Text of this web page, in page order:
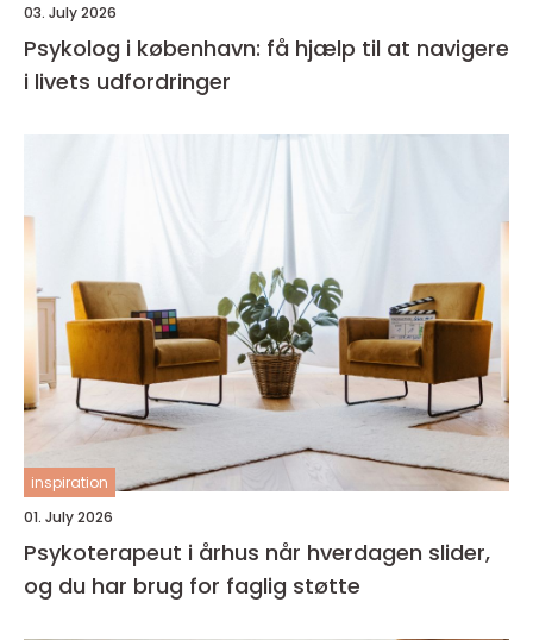
03. July 2026
Psykolog i københavn: få hjælp til at navigere
i livets udfordringer
inspiration
01. July 2026
Psykoterapeut i århus når hverdagen slider,
og du har brug for faglig støtte